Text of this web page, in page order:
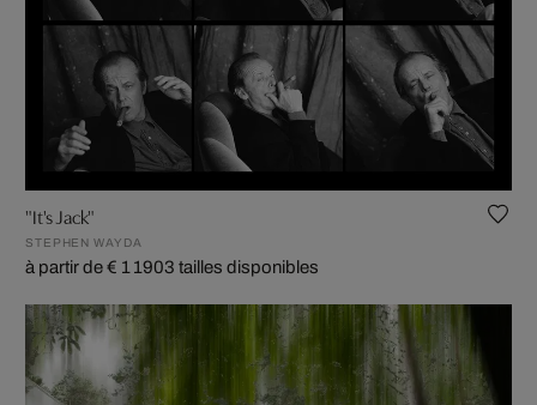
"It's Jack"
STEPHEN WAYDA
à partir de € 1 1903 tailles disponibles